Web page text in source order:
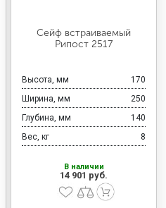
Сейф встраиваемый
Рипост 2517
Высота, мм
170
Ширина, мм
250
Глубина, мм
140
Вес, кг
8
В наличии
14 901 руб.